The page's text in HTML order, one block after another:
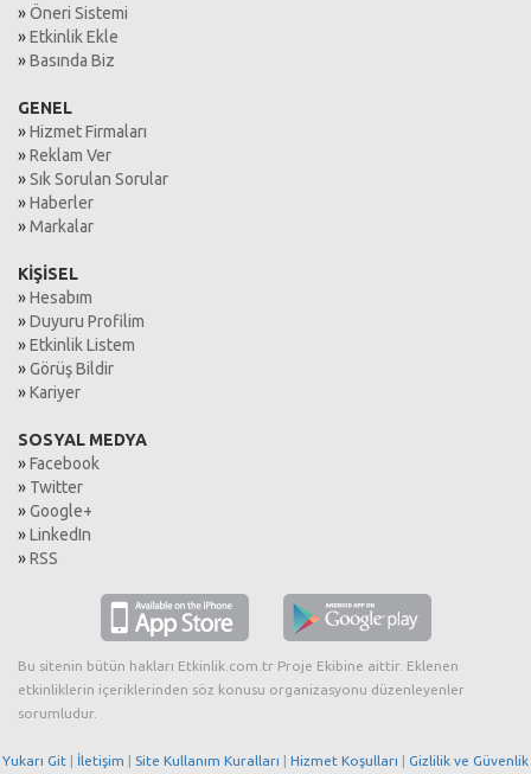
»Öneri Sistemi
»Etkinlik Ekle
»Basında Biz
GENEL
»Hizmet Firmaları
»Reklam Ver
»Sık Sorulan Sorular
»Haberler
»Markalar
KİŞİSEL
»Hesabım
»Duyuru Profilim
»Etkinlik Listem
»Görüş Bildir
»Kariyer
SOSYAL MEDYA
»Facebook
» Twitter
»Google+
»LinkedIn
»RSS
Bu sitenin bütün hakları Etkinlik.com.tr Proje Ekibine aittir. Eklenen
etkinliklerin içeriklerinden söz konusu organizasyonu düzenleyenler
sorumludur.
Yukarı Git | İletişim | Site Kullanım Kuralları | Hizmet Koşulları | Gizlilik ve Güvenlik